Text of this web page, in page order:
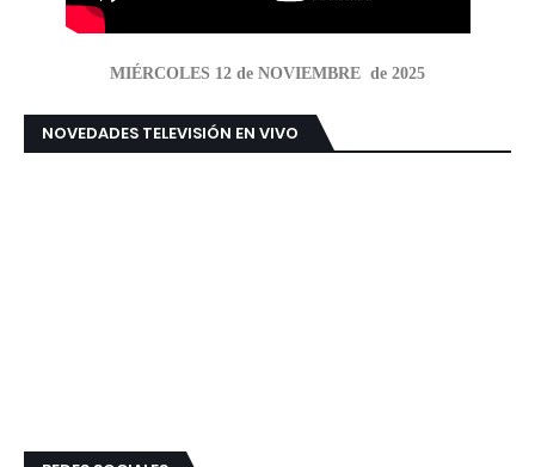
MIÉRCOLES 12 de NOVIEMBRE de 2025
NOVEDADES TELEVISIÓN EN VIVO